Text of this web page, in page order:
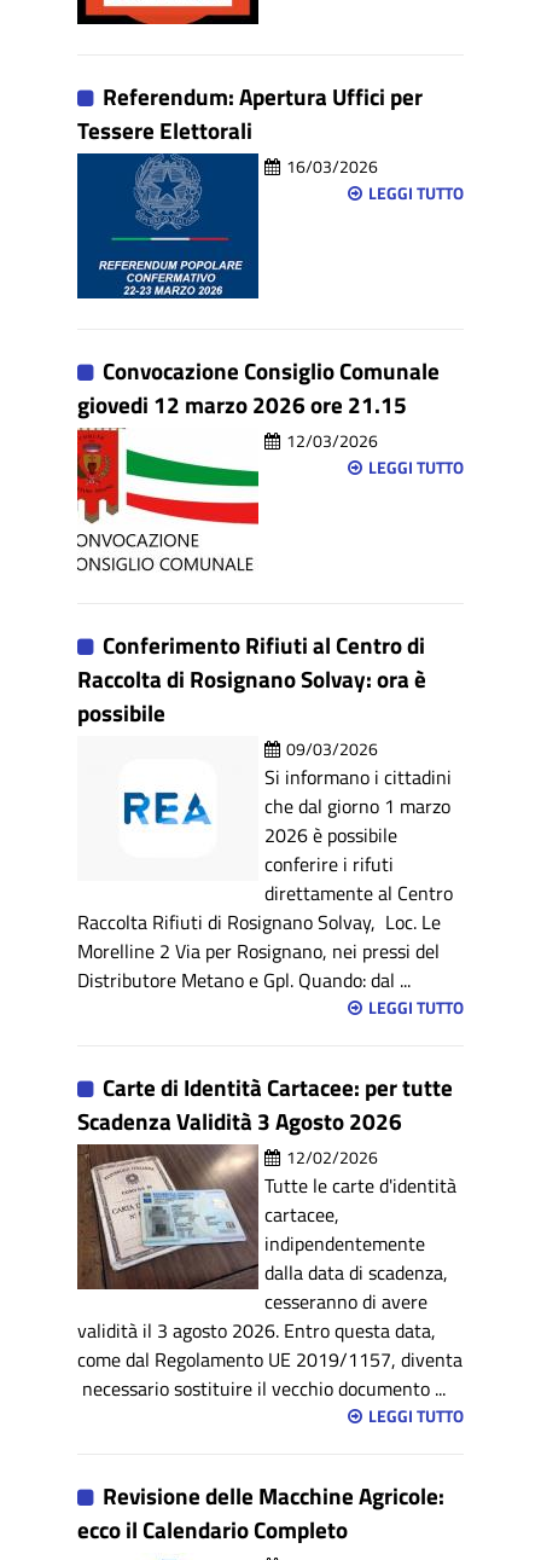
Referendum: Apertura Uffici per
Tessere Elettorali
16/03/2026
LEGGI TUTTO
Convocazione Consiglio Comunale
giovedi 12 marzo 2026 ore 21.15
12/03/2026
LEGGI TUTTO
Conferimento Rifiuti al Centro di
Raccolta di Rosignano Solvay: ora è
possibile
09/03/2026
Si informano i cittadini
che dal giorno 1 marzo
2026 è possibile
conferire i rifuti
direttamente al Centro
Raccolta Rifiuti di Rosignano Solvay, Loc. Le
Morelline 2 Via per Rosignano, nei pressi del
Distributore Metano e Gpl. Quando: dal ...
LEGGI TUTTO
Carte di Identità Cartacee: per tutte
Scadenza Validità 3 Agosto 2026
12/02/2026
Tutte le carte d'identità
cartacee,
indipendentemente
dalla data di scadenza,
cesseranno di avere
validità il 3 agosto 2026. Entro questa data,
come dal Regolamento UE 2019/1157, diventa
necessario sostituire il vecchio documento ...
LEGGI TUTTO
Revisione delle Macchine Agricole:
ecco il Calendario Completo